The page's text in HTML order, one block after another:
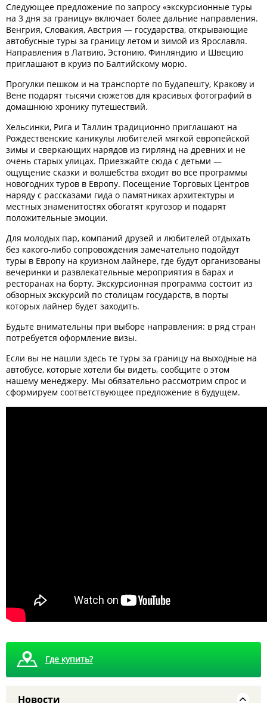
Следующее предложение по запросу «экскурсионные туры
на 3 дня за границу» включает более дальние направления.
Венгрия, Словакия, Австрия — государства, открывающие
автобусные туры за границу летом и зимой из Ярославля.
Направления в Латвию, Эстонию, Финляндию и Швецию
приглашают в круиз по Балтийскому морю.
Прогулки пешком и на транспорте по Будапешту, Кракову и
Вене подарят тысячи сюжетов для красивых фотографий в
домашнюю хронику путешествий.
Хельсинки, Рига и Таллин традиционно приглашают на
Рождественские каникулы любителей мягкой европейской
зимы и сверкающих нарядов из гирлянд на древних и не
очень старых улицах. Приезжайте сюда с детьми —
ощущение сказки и волшебства входит во все программы
новогодних туров в Европу. Посещение Торговых Центров
наряду с рассказами гида о памятниках архитектуры и
местных знаменитостях обогатят кругозор и подарят
положительные эмоции.
Для молодых пар, компаний друзей и любителей отдыхать
без какого-либо сопровождения замечательно подойдут
туры в Европу на круизном лайнере, где будут организованы
вечеринки и развлекательные мероприятия в барах и
ресторанах на борту. Экскурсионная программа состоит из
обзорных экскурсий по столицам государств, в порты
которых лайнер будет заходить.
Будьте внимательны при выборе направления: в ряд стран
потребуется оформление визы.
Если вы не нашли здесь те туры за границу на выходные на
автобусе, которые хотели бы видеть, сообщите о этом
нашему менеджеру. Мы обязательно рассмотрим спрос и
сформируем соответствующее предложение в будущем.
Где купить?
Новости
которую вы запомните